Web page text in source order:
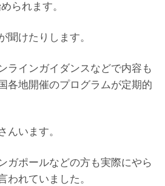
られます。
聞けたりします。
ラインガイダンスなどで内容も
各地開催のプログラムが定期的
んいます。
ガポールなどの方も実際にやら
われていました。